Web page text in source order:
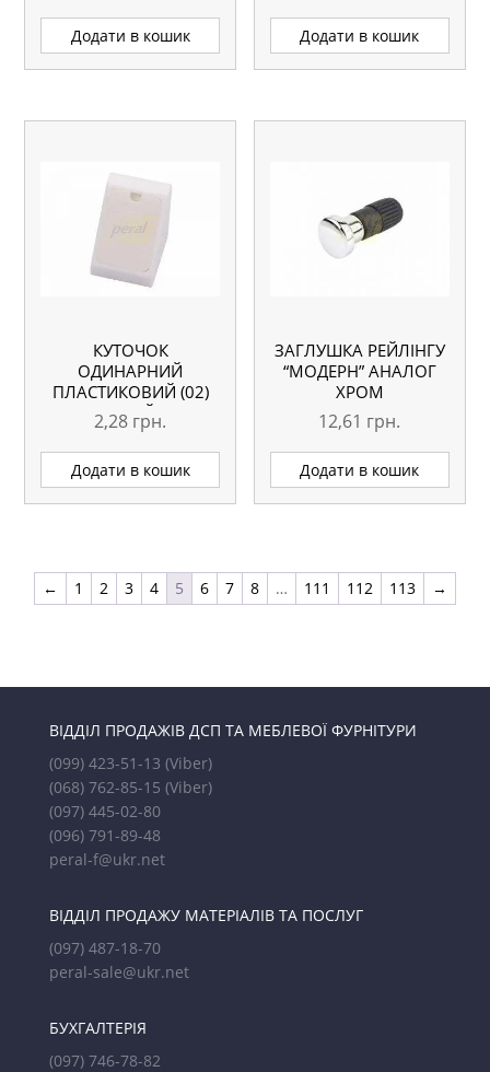
Додати в кошик Додати в кошик
КУТОЧОК
ОДИНАРНИЙ
ПЛАСТИКОВИЙ (02)
БІЛИЙ
2,28 грн.
Додати в кошик
ЗАГЛУШКА РЕЙЛІНГУ
“МОДЕРН” АНАЛОГ
ХРОМ
12,61 грн.
Додати в кошик
← 1 2 3 4 5 6 7 8 … 111 112 113 →
ВІДДІЛ ПРОДАЖІВ ДСП ТА МЕБЛЕВОЇ ФУРНІТУРИ
(099) 423-51-13 (Viber)
(068) 762-85-15 (Viber)
(097) 445-02-80
(096) 791-89-48
peral-f@ukr.net
ВІДДІЛ ПРОДАЖУ МАТЕРІАЛІВ ТА ПОСЛУГ
(097) 487-18-70
peral-sale@ukr.net
БУХГАЛТЕРІЯ
(097) 746-78-82